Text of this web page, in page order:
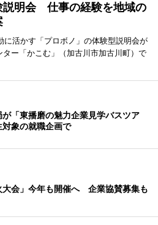
説明会 仕事の経験を地域の
に活かす「プロボノ」の体験型説明会が
ー「かこむ」（加古川市加古川町）で
「東播磨の魅力企業見学バスツア
象の就職企画で
大会」今年も開催へ 企業協賛募集も